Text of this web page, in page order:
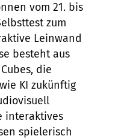
vom 21. bis
zum
Leinwand
besteht aus
die
KI zukünftig
interaktives
spielerisch